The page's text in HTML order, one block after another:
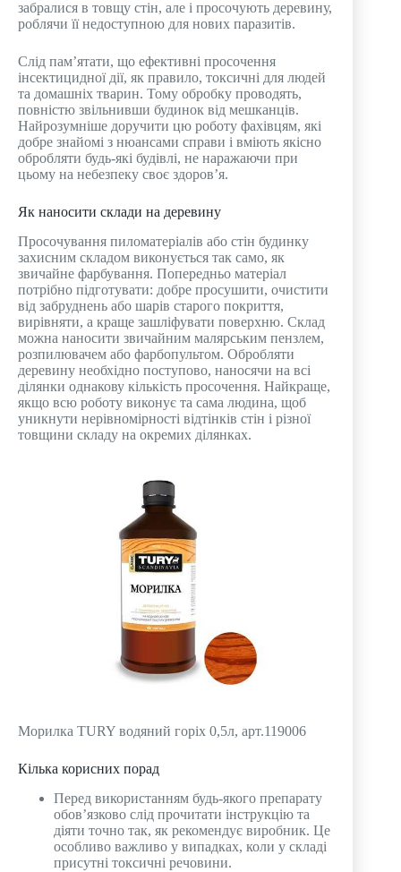
забралися в товщу стін, але і просочують деревину,
роблячи її недоступною для нових паразитів.
Слід пам’ятати, що ефективні просочення
інсектицидної дії, як правило, токсичні для людей
та домашніх тварин. Тому обробку проводять,
повністю звільнивши будинок від мешканців.
Найрозумніше доручити цю роботу фахівцям, які
добре знайомі з нюансами справи і вміють якісно
обробляти будь-які будівлі, не наражаючи при
цьому на небезпеку своє здоров’я.
Як наносити склади на деревину
Просочування пиломатеріалів або стін будинку
захисним складом виконується так само, як
звичайне фарбування. Попередньо матеріал
потрібно підготувати: добре просушити, очистити
від забруднень або шарів старого покриття,
вирівняти, а краще зашліфувати поверхню. Склад
можна наносити звичайним малярським пензлем,
розпилювачем або фарбопультом. Обробляти
деревину необхідно поступово, наносячи на всі
ділянки однакову кількість просочення. Найкраще,
якщо всю роботу виконує та сама людина, щоб
уникнути нерівномірності відтінків стін і різної
товщини складу на окремих ділянках.
Морилка TURY водяний горіх 0,5л, арт.119006
Кілька корисних порад
Перед використанням будь-якого препарату
обов’язково слід прочитати інструкцію та
діяти точно так, як рекомендує виробник. Це
особливо важливо у випадках, коли у складі
присутні токсичні речовини.